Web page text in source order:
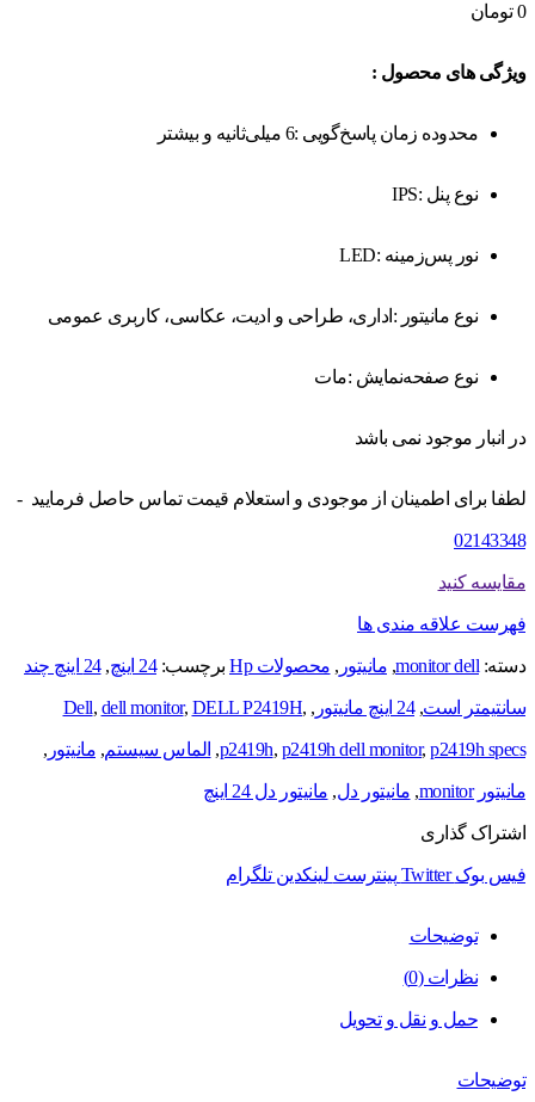
0 تومان
ویژگی های محصول :
محدوده زمان پاسخ‌گویی :6 میلی‌ثانیه و بیشتر
نوع پنل :IPS
نور پس‌زمینه :LED
نوع مانیتور :اداری، طراحی و ادیت، عکاسی، کاربری عمومی
نوع صفحه‌نمایش :مات
در انبار موجود نمی باشد
لطفا برای اطمینان از موجودی و استعلام قیمت تماس حاصل فرمایید -
02143348
مقایسه کنید
فهرست علاقه مندی ها
دسته: monitor dell
, مانیتور , محصولات Hp برچسب:24 اینچ , 24 اینچ چند
سانتیمتر است, 24 اینچ مانیتور ,
Dell, dell monitor, DELL P2419H,
p2419h, p2419h dell monitor, p2419h specs
, الماس سیستم, مانیتور ,
مانیتور monitor , مانیتور دل, مانیتور دل 24 اینچ
اشتراک گذاری
فیس بوک Twitter پینترست لینکدین تلگرام
توضیحات
نظرات (0)
حمل و نقل و تحویل
توضیحات